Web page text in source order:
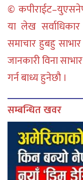
©
या लेख
समाचार हुबहु
जानकारी विना
गर्न बाध्य हुनेछौ ।
सम्बन्धित खवर